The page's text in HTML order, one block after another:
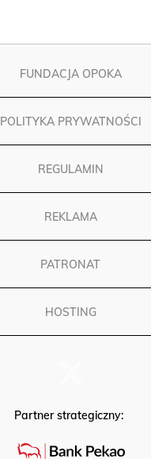
FUNDACJA OPOKA
POLITYKA PRYWATNOŚCI
REGULAMIN
REKLAMA
PATRONAT
HOSTING
Partner strategiczny: